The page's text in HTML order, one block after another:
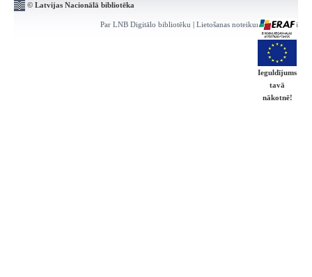
© Latvijas Nacionālā bibliotēka
Par LNB Digitālo bibliotēku | Lietošanas noteikumi | Kontakti
Ieguldījums
tavā
nākotnē!